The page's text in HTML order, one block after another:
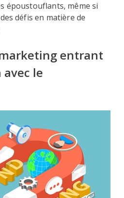
époustouflants, même si
défis en matière de
entrant
le